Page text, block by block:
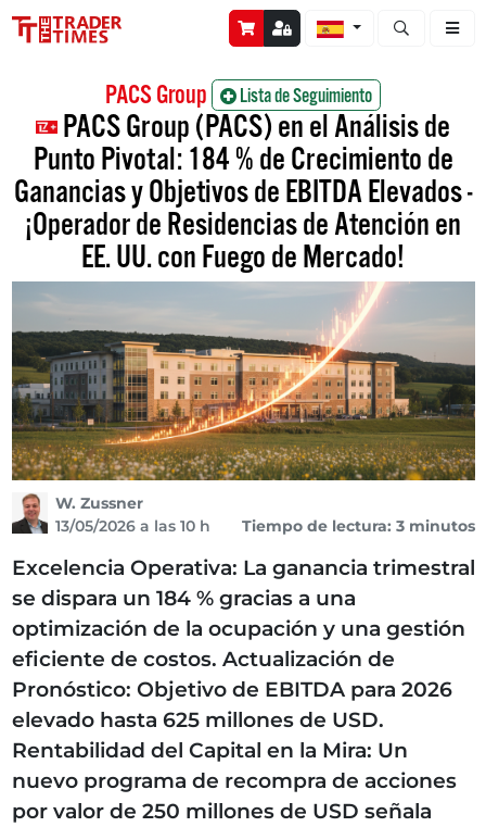
Abrir
PACS Group Lista de Seguimiento
PACS Group (PACS) en el Análisis de
Punto Pivotal: 184 % de Crecimiento de
Ganancias y Objetivos de EBITDA Elevados -
¡Operador de Residencias de Atención en
EE. UU. con Fuego de Mercado!
W. Zussner
13/05/2026 a las 10 h
Tiempo de lectura: 3 minutos
Excelencia Operativa: La ganancia trimestral
se dispara un 184 % gracias a una
optimización de la ocupación y una gestión
eficiente de costos. Actualización de
Pronóstico: Objetivo de EBITDA para 2026
elevado hasta 625 millones de USD.
Rentabilidad del Capital en la Mira: Un
nuevo programa de recompra de acciones
por valor de 250 millones de USD señala